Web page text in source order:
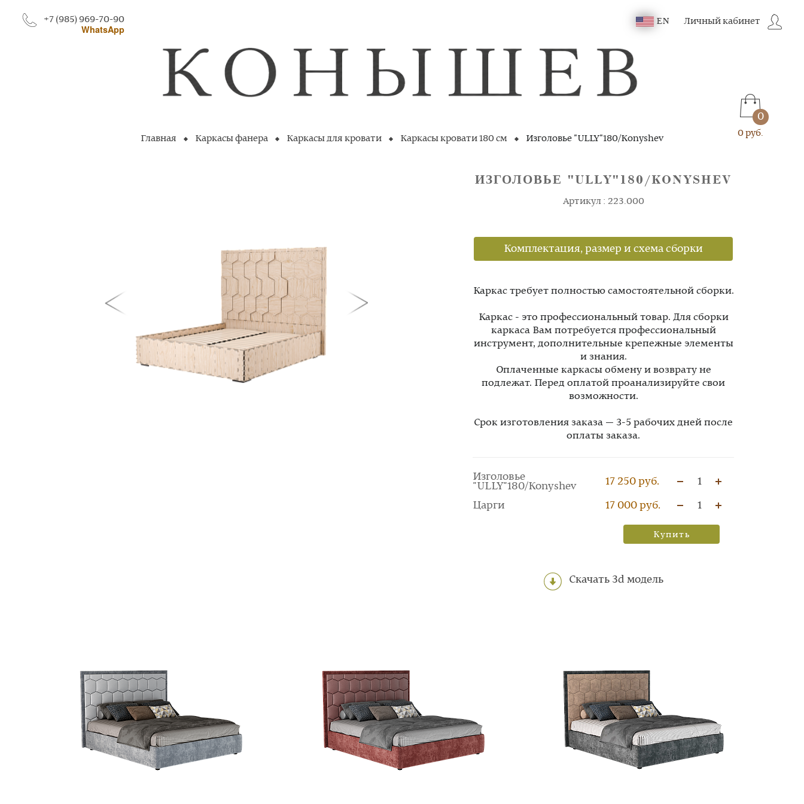
+7 (985) 969-70-90
WhatsApp
EN Личный кабинет
0
0 руб.
Главная Каркасы фанера Каркасы для кровати Каркасы кровати 180 см Изголовье "ULLY"180/Konyshev
ИЗГОЛОВЬЕ "ULLY"180/KONYSHEV
Артикул : 223.000
Комплектация, размер и схема сборки
Каркас требует полностью самостоятельной сборки.
Каркас - это профессиональный товар. Для сборки
каркаса Вам потребуется профессиональный
инструмент, дополнительные крепежные элементы
и знания.
Оплаченные каркасы обмену и возврату не
подлежат. Перед оплатой проанализируйте свои
возможности.
Срок изготовления заказа — 3-5 рабочих дней после
оплаты заказа.
Изголовье
"ULLY"180/Konyshev
17 250 руб.
1
Царги
17 000 руб. 1
Купить
Скачать 3d модель